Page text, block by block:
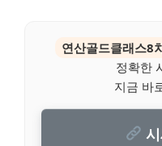
연산골드클래스8
정확한
지금 바